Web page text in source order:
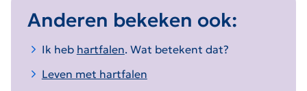
Anderen bekeken ook:
Ik heb hartfalen. Wat betekent dat?
Leven met hartfalen